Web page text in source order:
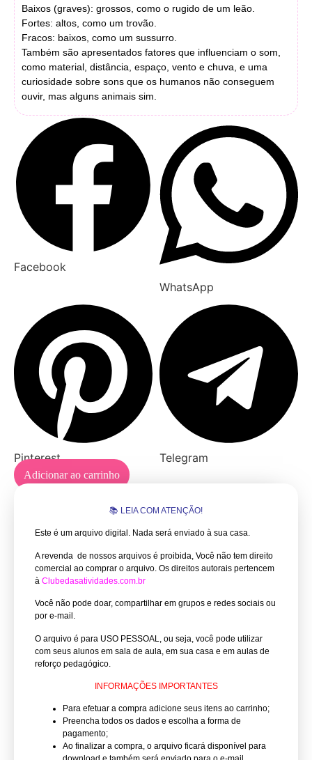
Baixos (graves): grossos, como o rugido de um leão.
Fortes: altos, como um trovão.
Fracos: baixos, como um sussurro.
Também são apresentados fatores que influenciam o som,
como material, distância, espaço, vento e chuva, e uma
curiosidade sobre sons que os humanos não conseguem
ouvir, mas alguns animais sim.
Facebook
WhatsApp
Pinterest Telegram
Adicionar ao carrinho
📚 LEIA COM ATENÇÃO!
Este é um arquivo digital. Nada será enviado à sua casa.
A revenda de nossos arquivos é proibida, Você não tem direito
comercial ao comprar o arquivo. Os direitos autorais pertencem
à Clubedasatividades.com.br
Você não pode doar, compartilhar em grupos e redes sociais ou
por e-mail.
O arquivo é para USO PESSOAL, ou seja, você pode utilizar
com seus alunos em sala de aula, em sua casa e em aulas de
reforço pedagógico.
INFORMAÇÕES IMPORTANTES
Para efetuar a compra adicione seus itens ao carrinho;
Preencha todos os dados e escolha a forma de
pagamento;
Ao finalizar a compra, o arquivo ficará disponível para